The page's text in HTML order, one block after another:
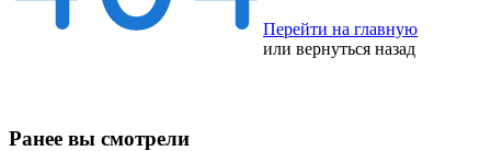
Перейти на главную
или вернуться назад
Ранее вы смотрели